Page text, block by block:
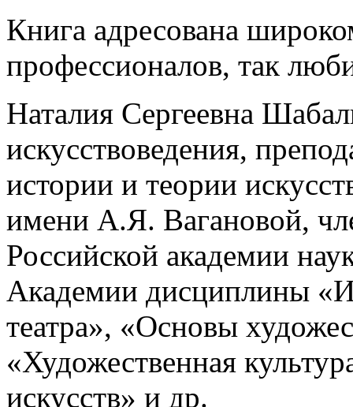
Книга адресована
профессионалов, так
Наталия Сергеевна
искусствоведения,
истории и теории
имени А.Я. Вагановой,
Российской академии
Академии дисциплины
театра», «Основы
«Художественная
искусств» и др.